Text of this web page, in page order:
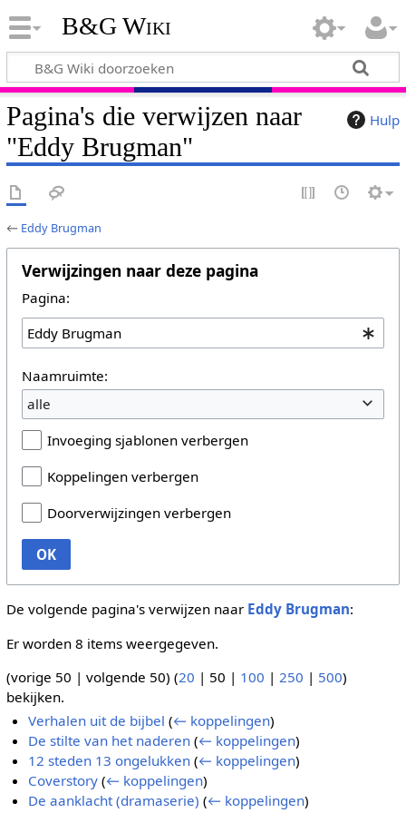
B&G Wiki
Hulp
Pagina's die verwijzen naar
"Eddy Brugman"
← Eddy Brugman
Verwijzingen naar deze pagina
Pagina:
Naamruimte:
alle
Invoeging sjablonen verbergen
Koppelingen verbergen
Doorverwijzingen verbergen
OK
De volgende pagina's verwijzen naar Eddy Brugman:
Er worden 8 items weergegeven.
(vorige 50 | volgende 50) (20 | 50 | 100 | 250 | 500)
bekijken.
Verhalen uit de bijbel (← koppelingen)
De stilte van het naderen (← koppelingen)
12 steden 13 ongelukken (← koppelingen)
Coverstory (← koppelingen)
De aanklacht (dramaserie) (← koppelingen)